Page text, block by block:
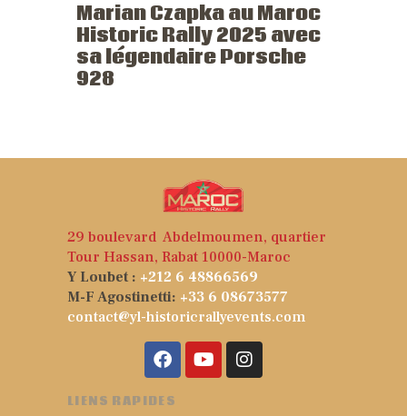
Marian Czapka au Maroc
Historic Rally 2025 avec
sa légendaire Porsche
928
29 boulevard Abdelmoumen, quartier
Tour Hassan, Rabat 10000-Maroc
Y Loubet : +212 6 48866569
M-F Agostinetti: +33 6 08673577
contact@yl-historicrallyevents.com
LIENS RAPIDES